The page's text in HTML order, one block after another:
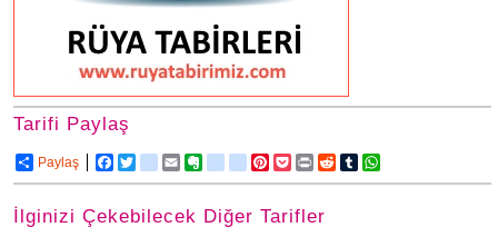
Tarifi Paylaş
Paylaş Facebook
Twitterdelicious
Email Evernotefriendfeed
google_bookmarks
Pinterest
Pocket
Print RedditTumblr
İlginizi Çekebilecek Diğer Tarifler